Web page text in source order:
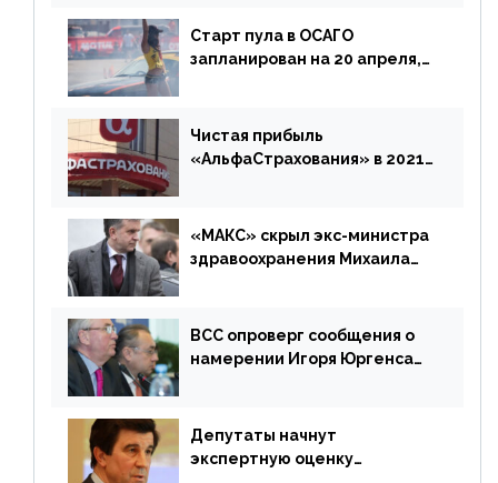
Старт пула в ОСАГО
запланирован на 20 апреля,
дублировать [дополнено]
Чистая прибыль
«АльфаСтрахования» в 2021
«МАКС» скрыл экс-министра
здравоохранения Михаила
ВСС опроверг сообщения о
намерении Игоря Юргенса
Депутаты начнут
экспертную оценку